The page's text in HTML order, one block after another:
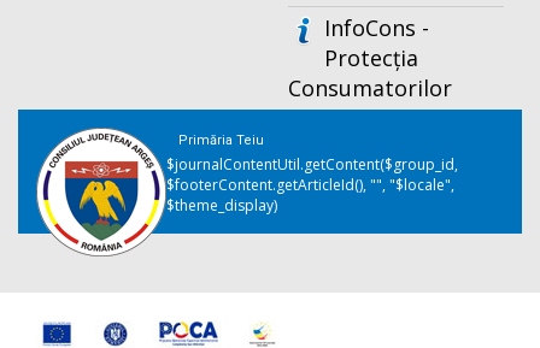
InfoCons -
Protecția
Consumatorilor
Primăria Teiu
$journalContentUtil.getContent($group_id,
$footerContent.getArticleId(), "", "$locale",
$theme_display)